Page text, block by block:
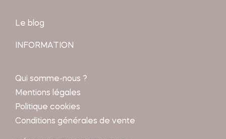
Le blog
INFORMATION
Qui somme-nous ?
Mentions légales
Politique cookies
Conditions générales de vente